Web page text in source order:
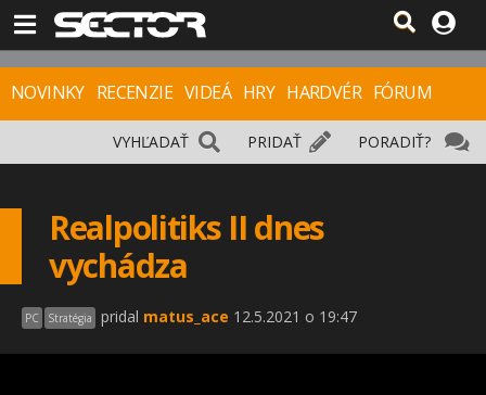
NOVINKY RECENZIE VIDEÁ HRY HARDVÉR FÓRUM
PORADIŤ?
PRIDAŤ
VYHĽADAŤ
Realpolitiks II dnes
vychádza
PC Stratégia pridal matus_ace 12.5.2021 o 19:47